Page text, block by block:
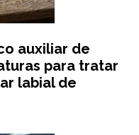
auxiliar de
para tratar
labial de